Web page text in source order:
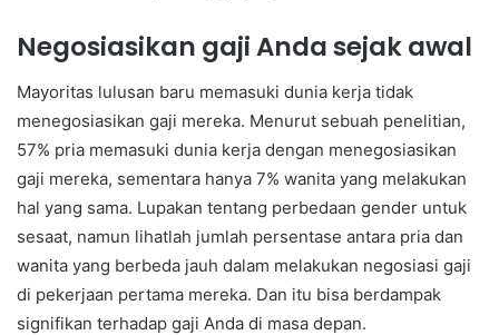
Negosiasikan gaji Anda sejak awal
Mayoritas lulusan baru memasuki dunia kerja tidak
menegosiasikan gaji mereka. Menurut sebuah penelitian,
57% pria memasuki dunia kerja dengan menegosiasikan
gaji mereka, sementara hanya 7% wanita yang melakukan
hal yang sama. Lupakan tentang perbedaan gender untuk
sesaat, namun lihatlah jumlah persentase antara pria dan
wanita yang berbeda jauh dalam melakukan negosiasi gaji
di pekerjaan pertama mereka. Dan itu bisa berdampak
signifikan terhadap gaji Anda di masa depan.